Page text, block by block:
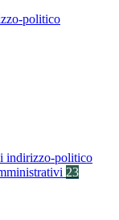
politico
indirizzo-politico
23